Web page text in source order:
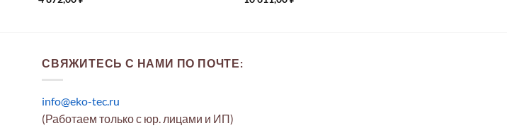
СВЯЖИТЕСЬ С НАМИ ПО ПОЧТЕ:
info@eko-tec.ru
(Работаем только с юр. лицами и ИП)